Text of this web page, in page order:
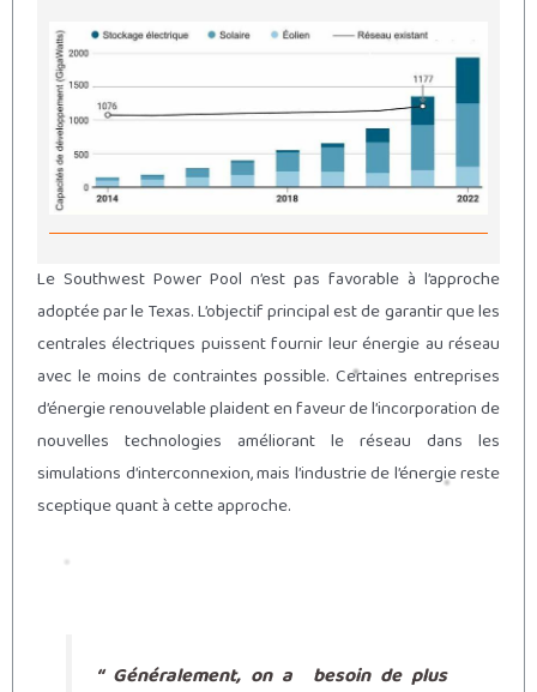
Le Southwest Power Pool n’est pas favorable à l’approche
adoptée par le Texas. L’objectif principal est de garantir que les
centrales électriques puissent fournir leur énergie au réseau
avec le moins de contraintes possible. Certaines entreprises
d’énergie renouvelable plaident en faveur de l’incorporation de
nouvelles technologies améliorant le réseau dans les
simulations d’interconnexion, mais l’industrie de l’énergie reste
sceptique quant à cette approche.
“ Généralement, on a besoin de plus